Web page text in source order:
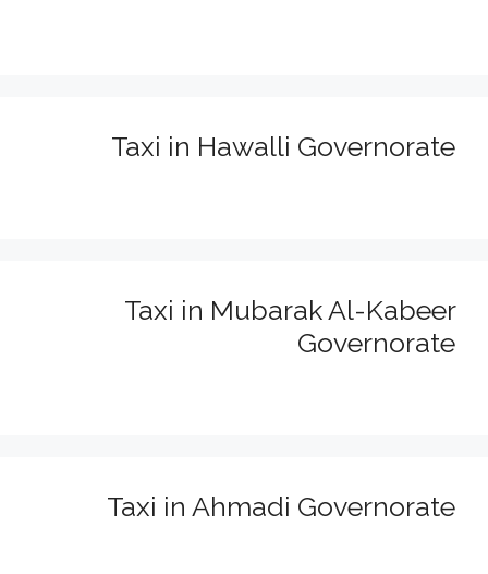
Taxi in Hawalli Governorate
Taxi in Mubarak Al-Kabeer
Governorate
Taxi in Ahmadi Governorate